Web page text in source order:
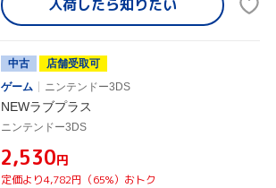
入荷したら知りたい
中古
店舗受取可
ゲーム
ニンテンドー3DS
NEWラブプラス
ニンテンドー3DS
¥2,530円
定価より4,782円（65%）おトク